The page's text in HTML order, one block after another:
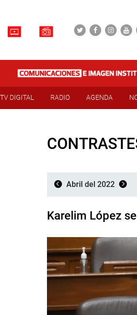
TV DIGITAL RADIO AGENDA
Abril del 2022
Karelim López